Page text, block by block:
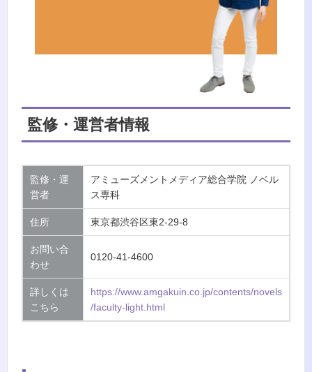
監修・運営者情報
監修・運
営者
アミューズメントメディア総合学院 ノベル
ス専科
住所 東京都渋谷区東2-29-8
お問い合
わせ
0120-41-4600
詳しくは
こちら
https://www.amgakuin.co.jp/contents/novels
/faculty-light.html